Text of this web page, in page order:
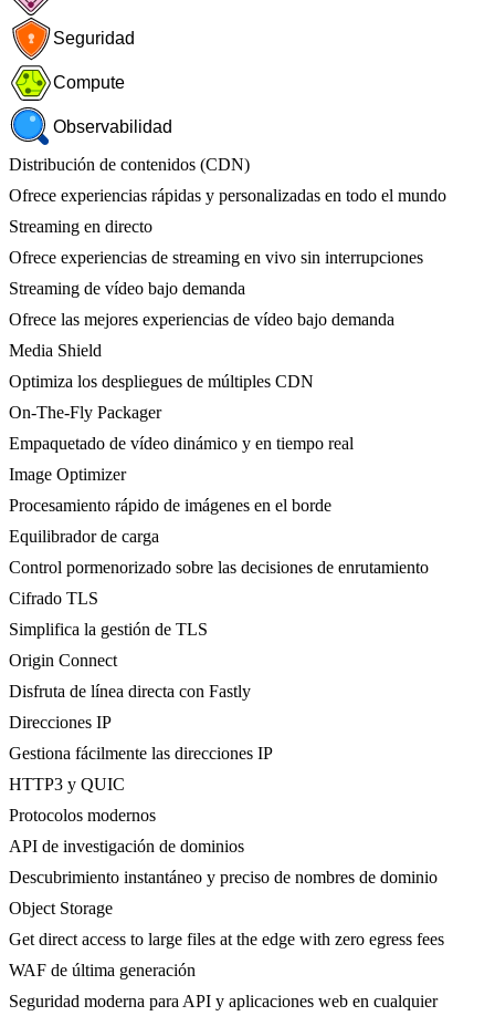
Seguridad
Compute
Observabilidad
Distribución de contenidos (CDN)
Ofrece experiencias rápidas y personalizadas en todo el mundo
Streaming en directo
Ofrece experiencias de streaming en vivo sin interrupciones
Streaming de vídeo bajo demanda
Ofrece las mejores experiencias de vídeo bajo demanda
Media Shield
Optimiza los despliegues de múltiples CDN
On-The-Fly Packager
Empaquetado de vídeo dinámico y en tiempo real
Image Optimizer
Procesamiento rápido de imágenes en el borde
Equilibrador de carga
Control pormenorizado sobre las decisiones de enrutamiento
Cifrado TLS
Simplifica la gestión de TLS
Origin Connect
Disfruta de línea directa con Fastly
Direcciones IP
Gestiona fácilmente las direcciones IP
HTTP3 y QUIC
Protocolos modernos
API de investigación de dominios
Descubrimiento instantáneo y preciso de nombres de dominio
Object Storage
Get direct access to large files at the edge with zero egress fees
WAF de última generación
Seguridad moderna para API y aplicaciones web en cualquier